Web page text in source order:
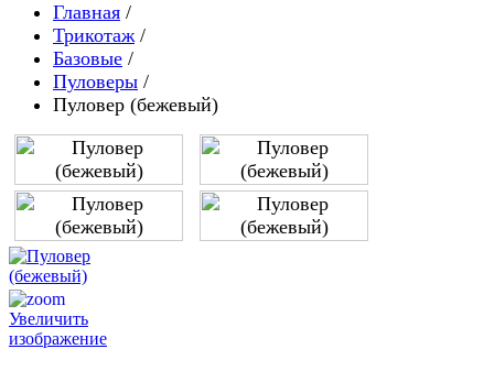
Главная /
Трикотаж /
Базовые /
Пуловеры /
Пуловер (бежевый)
Увеличить
изображение